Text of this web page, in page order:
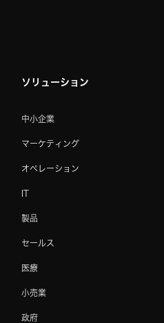
ソリューション
中小企業
マーケティング
オペレーション
IT
製品
セールス
医療
小売業
政府